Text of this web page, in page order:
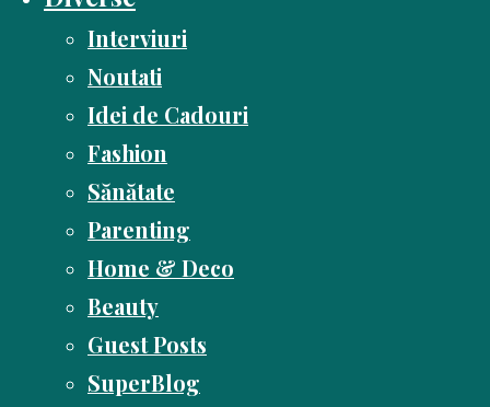
Interviuri
Noutati
Idei de Cadouri
Fashion
Sănătate
Parenting
Home & Deco
Beauty
Guest Posts
SuperBlog